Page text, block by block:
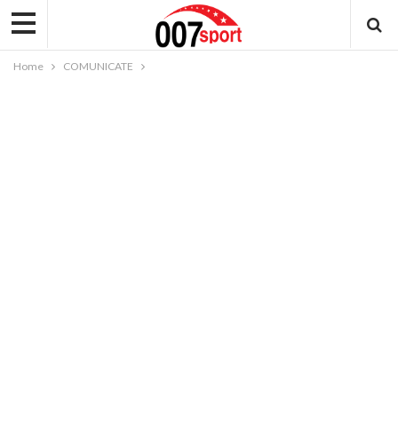
Home COMUNICATE